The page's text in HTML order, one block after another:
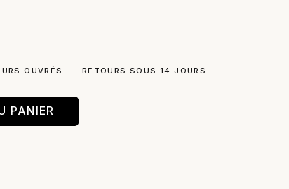
OUVRÉS · RETOURS SOUS 14 JOURS
PANIER